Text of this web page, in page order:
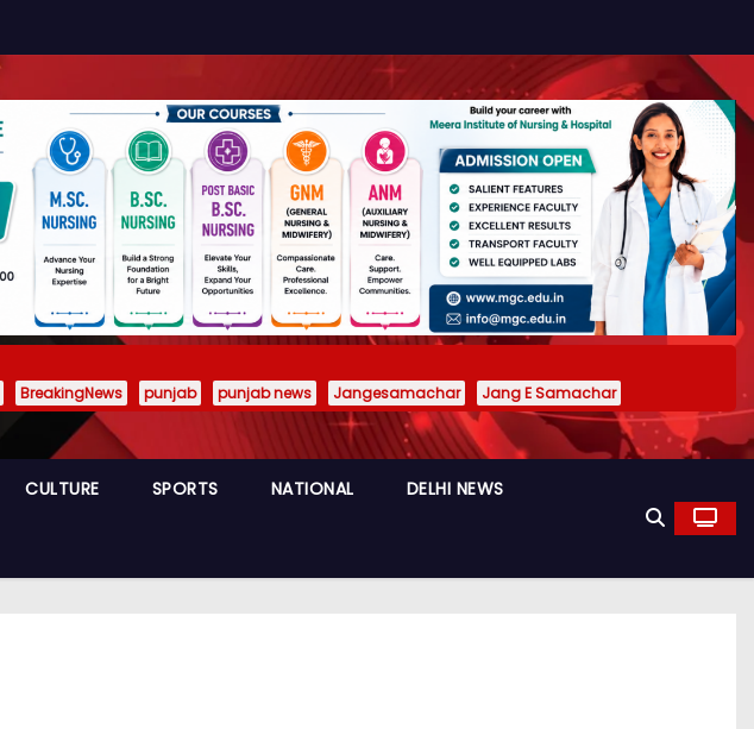
BreakingNews punjab punjab news Jangesamachar Jang E Samachar
CULTURE SPORTS NATIONAL DELHI NEWS